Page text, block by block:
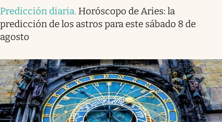
Predicción diaria. Horóscopo de Aries: la
predicción de los astros para este sábado 8 de
agosto